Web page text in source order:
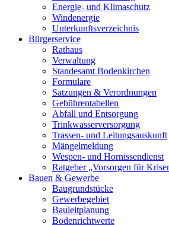
Energie- und Klimaschutz
Windenergie
Unterkunftsverzeichnis
Bürgerservice
Rathaus
Verwaltung
Standesamt Bodenkirchen
Formulare
Satzungen & Verordnungen
Gebührentabellen
Abfall und Entsorgung
Trinkwasserversorgung
Trassen- und Leitungsauskunft
Mängelmeldung
Wespen- und Hornissendienst
Ratgeber „Vorsorgen für
Bauen & Gewerbe
Baugrundstücke
Gewerbegebiet
Bauleitplanung
Bodenrichtwerte